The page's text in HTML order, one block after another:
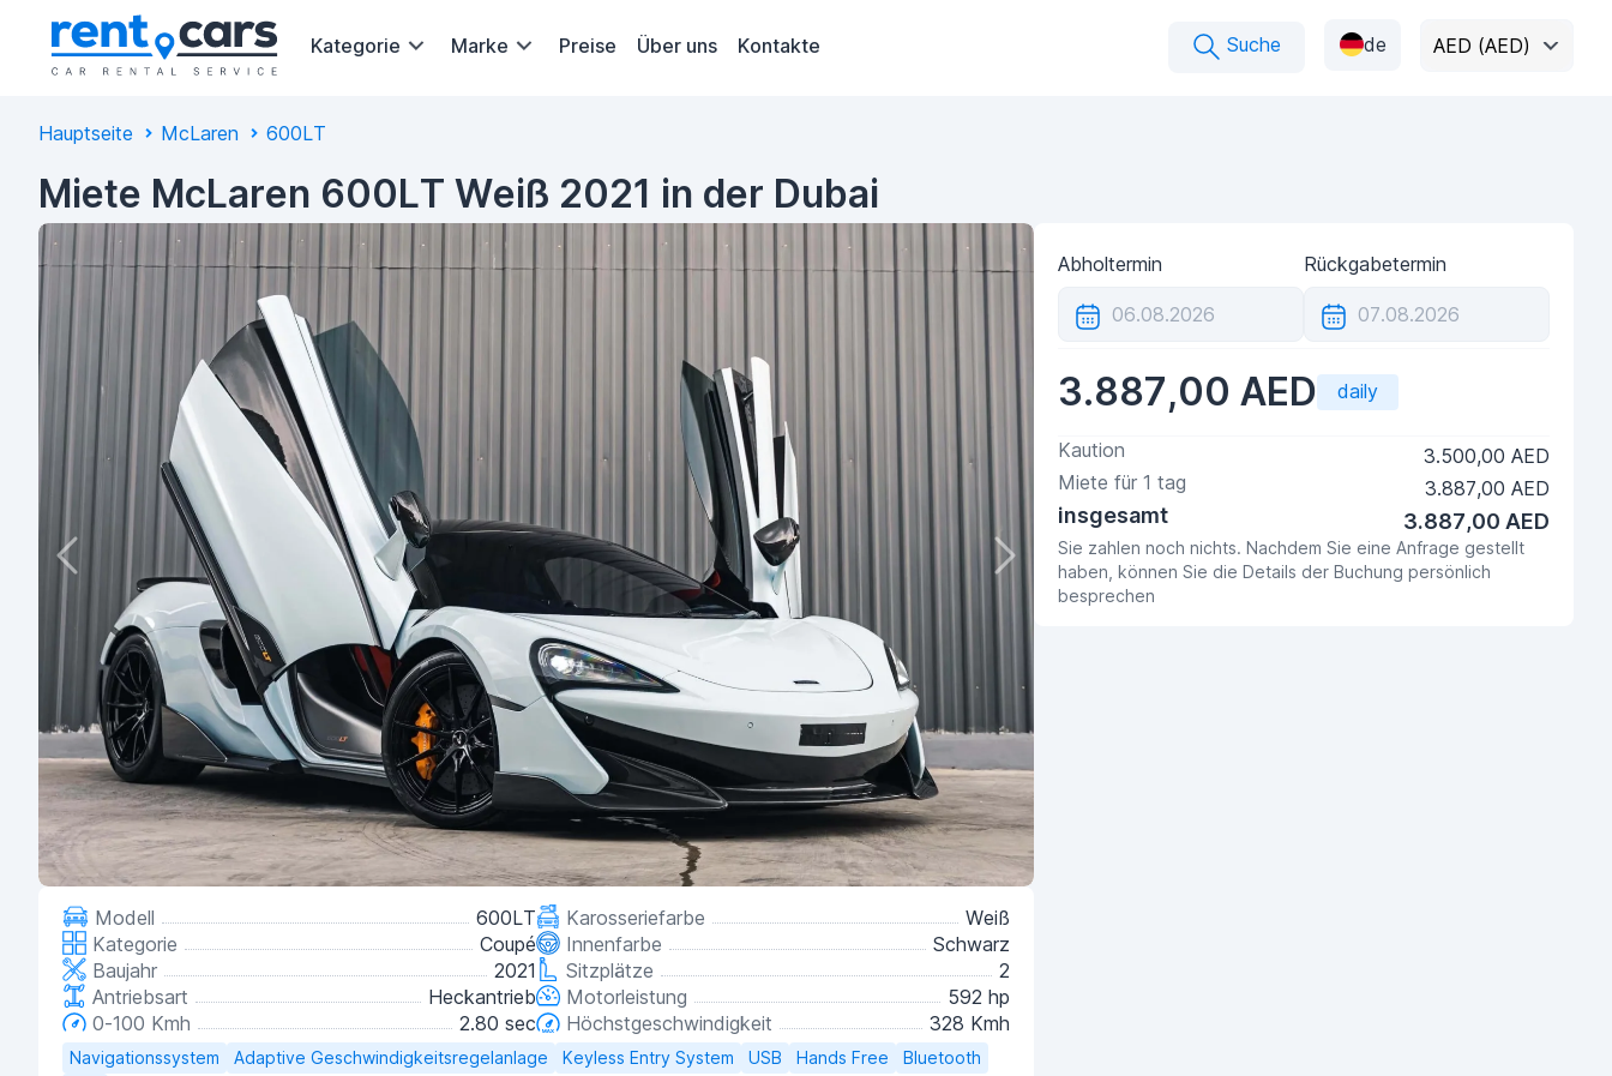
Kategorie Marke Preise Über uns Kontakte Suche de AED (AED)
Hauptseite McLaren 600LT
Miete McLaren 600LT Weiß 2021 in der Dubai
Modell
600LT
Kategorie
Coupé
Baujahr
2021
Antriebsart
Heckantrieb
0-100 Kmh
2.80 sec
Karosseriefarbe
Weiß
Innenfarbe
Schwarz
Sitzplätze
2
Motorleistung
592 hp
Höchstgeschwindigkeit
328 Kmh
Navigationssystem Adaptive Geschwindigkeitsregelanlage Keyless Entry System USB Hands Free
Bluetooth
Abholtermin Rückgabetermin
3.887,00 AED daily
Kaution
3.500,00 AED
Miete für 1 tag 3.887,00 AED
insgesamt 3.887,00 AED
Sie zahlen noch nichts. Nachdem Sie eine Anfrage gestellt
haben, können Sie die Details der Buchung persönlich
besprechen